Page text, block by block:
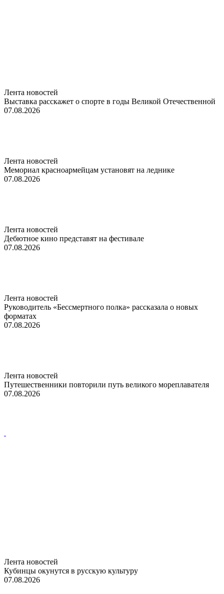
Лента новостей
Выставка расскажет о спорте в годы Великой Отечественной
07.08.2026
Лента новостей
Мемориал красноармейцам установят на леднике
07.08.2026
Лента новостей
Дебютное кино представят на фестивале
07.08.2026
Лента новостей
Руководитель «Бессмертного полка» рассказала о новых
форматах
07.08.2026
Лента новостей
Путешественники повторили путь великого мореплавателя
07.08.2026
Лента новостей
Кубинцы окунутся в русскую культуру
07.08.2026